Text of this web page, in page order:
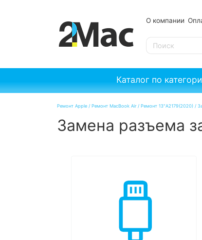
О компании
SE
Каталог по
Ремонт Apple / Ремонт MacBook Air / Ремонт 13"A2179(2020) /
Замена разъема